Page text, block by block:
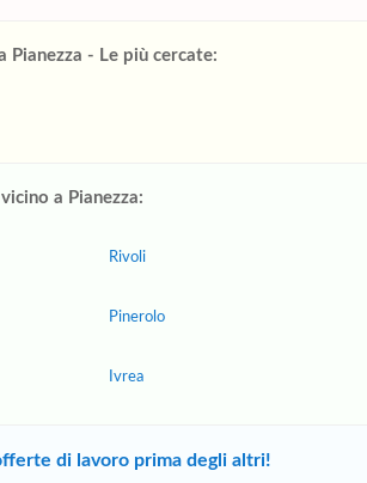
- Le più cercate:
a Pianezza:
Rivoli
Pinerolo
Ivrea
di lavoro prima degli altri!